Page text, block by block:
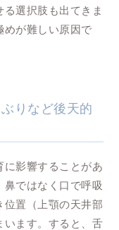
選択肢も出てきま
めが難しい原因で
りなど後天的
に影響することがあ
鼻ではなく口で呼吸
位置（上顎の天井部
います。すると、舌